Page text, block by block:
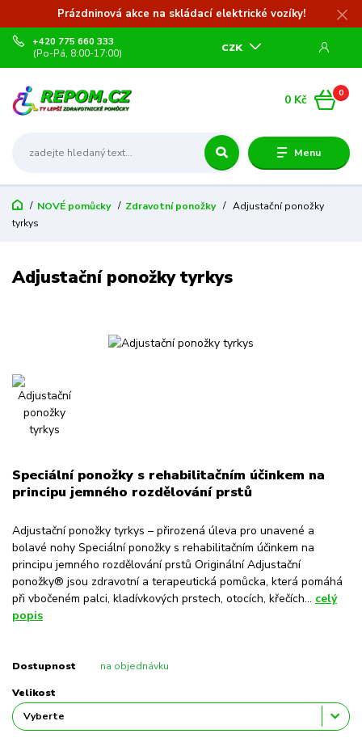
Prázdninová akce na skládací elektrické vozíky!
Menu
CZK
+420 775 660 333
(Po-Pá, 8:00-17:00)
0
0 Kč
NOVÉ pomůcky Zdravotní ponožky
Adjustační ponožky
tyrkys
Adjustační ponožky tyrkys
Speciální ponožky s rehabilitačním účinkem na
principu jemného rozdělování prstů
Adjustační ponožky tyrkys – přirozená úleva pro unavené a
bolavé nohy Speciální ponožky s rehabilitačním účinkem na
principu jemného rozdělování prstů Originální Adjustační
ponožky® jsou zdravotní a terapeutická pomůcka, která pomáhá
při vbočeném palci, kladívkových prstech, otocích, křečích... celý
popis
Dostupnost na objednávku
Velikost